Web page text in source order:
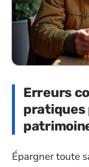
Erreurs
pratiques
Épargner toute